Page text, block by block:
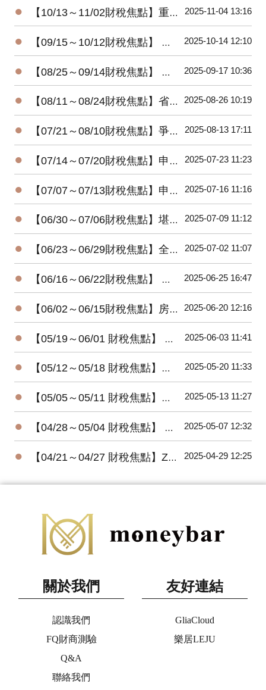
● 【10/13～11/02財稅焦點】重購退稅，注意五年限制 2025-11-04 13:16
● 【09/15～10/12財稅焦點】 想賺檢舉獎金 五情況無用 2025-10-14 12:10
● 【08/25～09/14財稅焦點】 發票中獎 想領獎有條件 2025-09-17 10:36
● 【08/11～08/24財稅焦點】省稅大放送!! 明年三種家庭型態免繳稅 2025-08-26 10:19
● 【07/21～08/10財稅焦點】爭錢爭權 三重地產王死後多年未入葬 2025-08-13 17:11
● 【07/14～07/20財稅焦點】申報遺產稅，別忘了股東往來 2025-07-23 11:23
● 【07/07～07/13財稅焦點】申請重購退稅遷戶籍需在兩年內完成 2025-07-16 11:16
● 【06/30～07/06財稅焦點】堪稱人生勝利組! 兩戶千萬大戶去年不用繳稅 2025-07-09 11:12
● 【06/23～06/29財稅焦點】全台高達992億祖產等待子孫繼承!! 2025-07-02 11:07
● 【06/16～06/22財稅焦點】 倒數12天! 全台已83.5％完成所得稅申報 2025-06-25 16:47
● 【06/02～06/15財稅焦點】房租租約附件有註明收租內容要繳印花稅 2025-06-20 12:16
● 【05/19～06/01 財稅焦點】 長輩轉錢給家人，小心關愛變稅債 2025-06-03 11:41
● 【05/12～05/18 財稅焦點】所得報稅， 22%民眾已完成 2025-05-20 11:33
● 【05/05～05/11 財稅焦點】富人節稅，四招就行 2025-05-13 11:27
● 【04/28～05/04 財稅焦點】 減稅不成反增稅，女法官不孕治療纏訟六年仍敗訴 2025-05-07 12:32
● 【04/21～04/27 財稅焦點】Zappos執行長謝家華喪生四年 爆出神秘遺囑 2025-04-29 12:25
關於我們
認識我們
FQ財商測驗
Q&A
聯絡我們
友好連結
GliaCloud
樂居LEJU